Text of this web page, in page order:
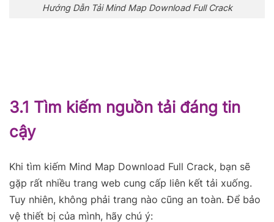
Hướng Dẫn Tải Mind Map Download Full Crack
3.1 Tìm kiếm nguồn tải đáng tin
cậy
Khi tìm kiếm Mind Map Download Full Crack, bạn sẽ
gặp rất nhiều trang web cung cấp liên kết tải xuống.
Tuy nhiên, không phải trang nào cũng an toàn. Để bảo
vệ thiết bị của mình, hãy chú ý: